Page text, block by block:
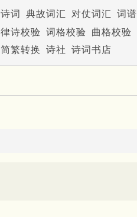
诗词 典故词汇 对仗词汇 词谱
律诗校验 词格校验 曲格校验
简繁转换 诗社 诗词书店